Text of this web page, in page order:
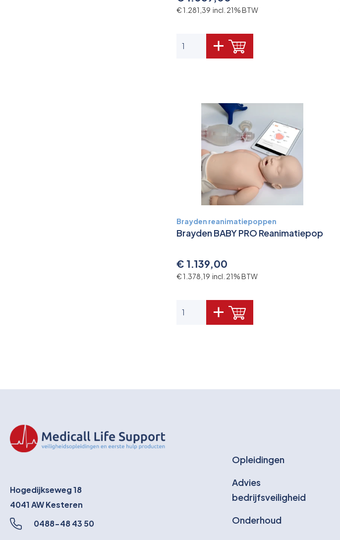
€ 1.281,39 incl. 21% BTW
Brayden reanimatiepoppen
Brayden BABY PRO Reanimatiepop
€ 1.139,00
€ 1.378,19 incl. 21% BTW
Hogedijkseweg 18
4041 AWKesteren
0488-48 43 50
Opleidingen
Advies
bedrijfsveiligheid
Onderhoud